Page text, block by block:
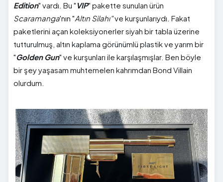
Edition" vardı. Bu " VIP" pakette sunulan ürün
Scaramanga'nın "Altın Silahı"ve kurşunlarıydı. Fakat
paketlerini açan koleksiyonerler siyah bir tabla üzerine
tutturulmuş, altın kaplama görünümlü plastik ve yarım bir
"Golden Gun" ve kurşunları ile karşılaşmışlar. Ben böyle
bir şey yaşasam muhtemelen kahrımdan Bond Villain
olurdum.